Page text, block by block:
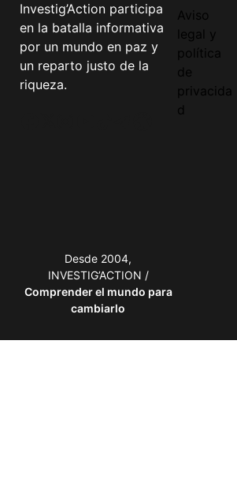
Investig’Action participa
en la batalla informativa
por un mundo en paz y
un reparto justo de la
riqueza.
Aviso
legal y
política
de
privacida
d
Desde 2004,
INVESTIG’ACTION /
Comprender el mundo para
cambiarlo